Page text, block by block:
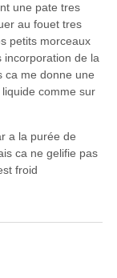
une pate tres
au fouet tres
petits morceaux
incorporation de la
ca me donne une
comme sur
a la purée de
ca ne gelifie pas
froid